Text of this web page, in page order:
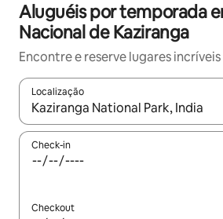
Aluguéis por temporada
Nacional de Kaziranga
Encontre e reserve lugares
Localização
Quando os resultados estiverem
Check-in
Checkout